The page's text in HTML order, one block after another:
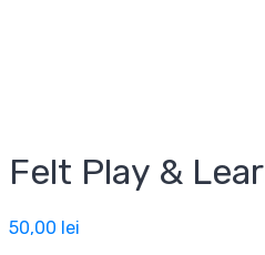
Felt Play &
50,00 lei